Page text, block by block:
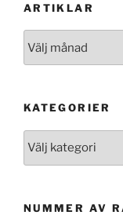
ARTIKLAR
KATEGORIER
NUMMER AV